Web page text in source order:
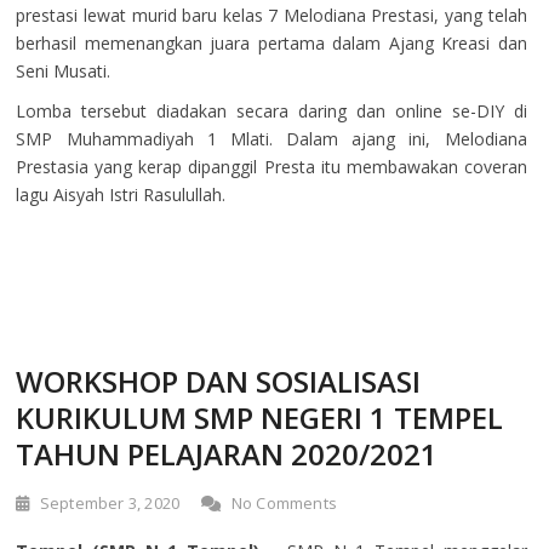
prestasi lewat murid baru kelas 7 Melodiana Prestasi, yang telah
berhasil memenangkan juara pertama dalam Ajang Kreasi dan
Seni Musati.
Lomba tersebut diadakan secara daring dan online se-DIY di
SMP Muhammadiyah 1 Mlati. Dalam ajang ini, Melodiana
Prestasia yang kerap dipanggil Presta itu membawakan coveran
lagu Aisyah Istri Rasulullah.
WORKSHOP DAN SOSIALISASI
KURIKULUM SMP NEGERI 1 TEMPEL
TAHUN PELAJARAN 2020/2021
September 3, 2020 No Comments